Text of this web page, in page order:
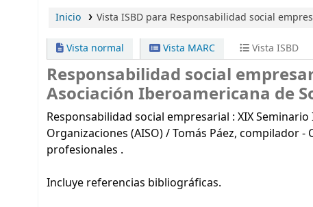
Inicio Vista ISBD para Responsabilidad social
Vista normal Vista MARC Vista ISBD
Responsabilidad social
Asociación Iberoamericana de
Responsabilidad social empresarial : XIX
Organizaciones (AISO) / Tomás Páez, compilador -
profesionales .
Incluye referencias bibliográficas.